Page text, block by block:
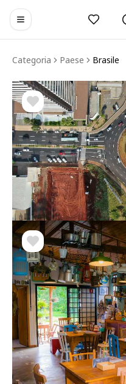
Toggle navigation menu
Preferiti
Categoria Paese Brasile